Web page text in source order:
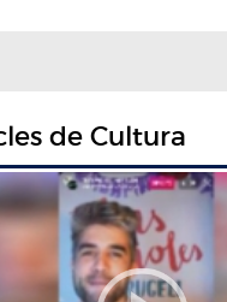
de Cultura